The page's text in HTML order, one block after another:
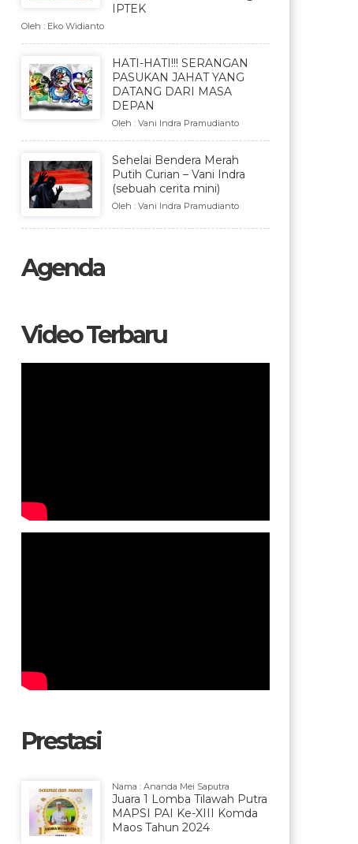
IPTEK
Oleh : Eko Widianto
HATI-HATI!!! SERANGAN
PASUKAN JAHAT YANG
DATANG DARI MASA
DEPAN
Oleh : Vani Indra Pramudianto
Sehelai Bendera Merah
Putih Curian – Vani Indra
(sebuah cerita mini)
Oleh : Vani Indra Pramudianto
Agenda
Video Terbaru
Prestasi
Nama : Ananda Mei Saputra
Juara 1 Lomba Tilawah Putra
MAPSI PAI Ke-XIII Komda
Maos Tahun 2024